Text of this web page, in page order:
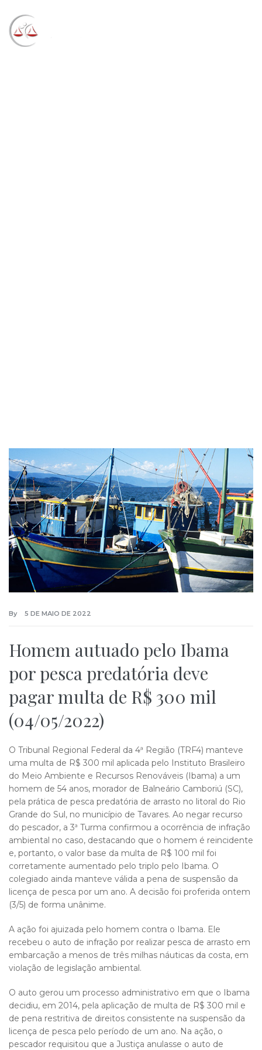
By 5 DE MAIO DE 2022
Homem autuado pelo Ibama
por pesca predatória deve
pagar multa de R$ 300 mil
(04/05/2022)
O Tribunal Regional Federal da 4ª Região (TRF4) manteve
uma multa de R$ 300 mil aplicada pelo Instituto Brasileiro
do Meio Ambiente e Recursos Renováveis (Ibama) a um
homem de 54 anos, morador de Balneário Camboriú (SC),
pela prática de pesca predatória de arrasto no litoral do Rio
Grande do Sul, no município de Tavares. Ao negar recurso
do pescador, a 3ª Turma confirmou a ocorrência de infração
ambiental no caso, destacando que o homem é reincidente
e, portanto, o valor base da multa de R$ 100 mil foi
corretamente aumentado pelo triplo pelo Ibama. O
colegiado ainda manteve válida a pena de suspensão da
licença de pesca por um ano. A decisão foi proferida ontem
(3/5) de forma unânime.
A ação foi ajuizada pelo homem contra o Ibama. Ele
recebeu o auto de infração por realizar pesca de arrasto em
embarcação a menos de três milhas náuticas da costa, em
violação de legislação ambiental.
O auto gerou um processo administrativo em que o Ibama
decidiu, em 2014, pela aplicação de multa de R$ 300 mil e
de pena restritiva de direitos consistente na suspensão da
licença de pesca pelo período de um ano. Na ação, o
pescador requisitou que a Justiça anulasse o auto de